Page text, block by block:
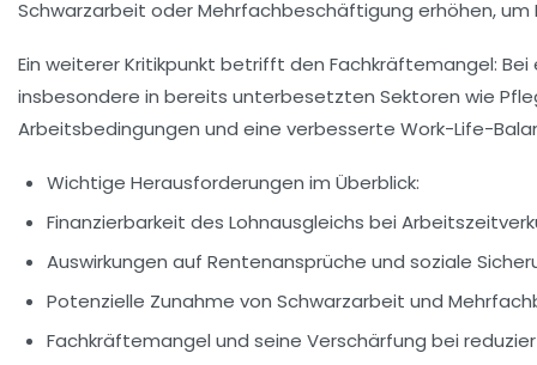
Schwarzarbeit oder Mehrfachbeschäftigung erhöhen, um
Ein weiterer Kritikpunkt betrifft den Fachkräftemangel:
insbesondere in bereits unterbesetzten Sektoren wie
Arbeitsbedingungen und eine verbesserte Work-Life-
Wichtige Herausforderungen im Überblick:
Finanzierbarkeit des Lohnausgleichs bei
Auswirkungen auf Rentenansprüche und soziale
Potenzielle Zunahme von Schwarzarbeit und
Fachkräftemangel und seine Verschärfung bei